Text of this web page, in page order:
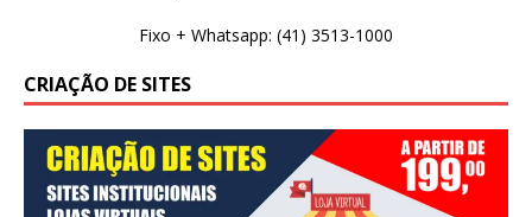
Fixo + Whatsapp: (41) 3513-1000
CRIAÇÃO DE SITES